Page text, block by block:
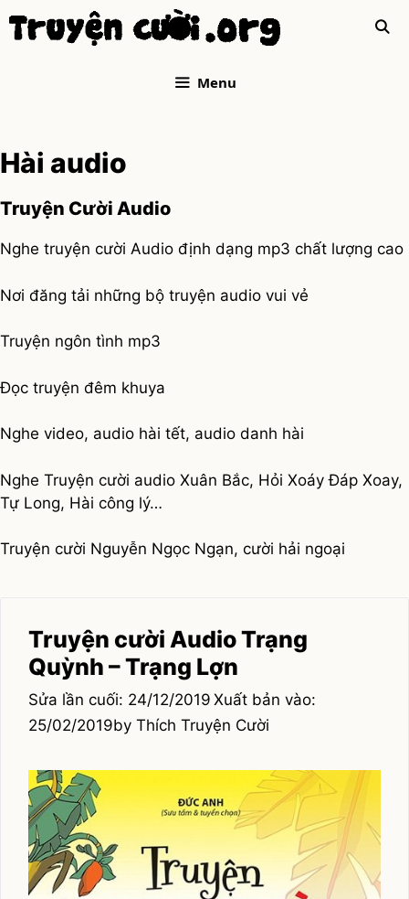
Menu
Hài audio
Truyện Cười Audio
Nghe truyện cười Audio định dạng mp3 chất lượng cao
Nơi đăng tải những bộ truyện audio vui vẻ
Truyện ngôn tình mp3
Đọc truyện đêm khuya
Nghe video, audio hài tết, audio danh hài
Nghe Truyện cười audio Xuân Bắc, Hỏi Xoáy Đáp Xoay,
Tự Long, Hài công lý…
Truyện cười Nguyễn Ngọc Ngạn, cười hải ngoại
Truyện cười Audio Trạng
Quỳnh – Trạng Lợn
24/12/2019
25/02/2019by Thích Truyện Cười